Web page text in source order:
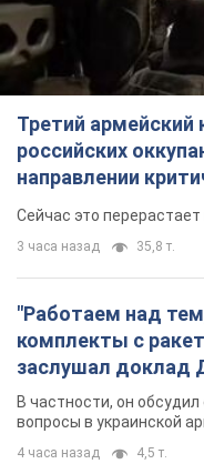
Третий армейский
российских
направлении
удалось
Сейчас это перерастает
3 часа назад 35,8 т.
"Работаем над
комплекты с
заслушал доклад
новых мерах
В частности, он
вопросы в украинской
4 часа назад 4,5 т.